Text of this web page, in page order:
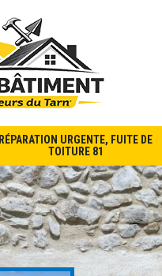
RÉPARATION URGENTE, FUITE DE
TOITURE 81